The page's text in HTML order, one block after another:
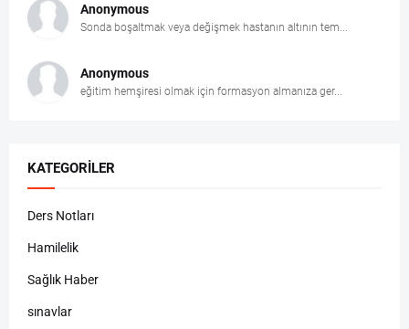
Anonymous
Sonda boşaltmak veya değişmek hastanın altının tem...
Anonymous
eğitim hemşiresi olmak için formasyon almanıza ger...
KATEGORILER
Ders Notları
Hamilelik
Sağlık Haber
sınavlar